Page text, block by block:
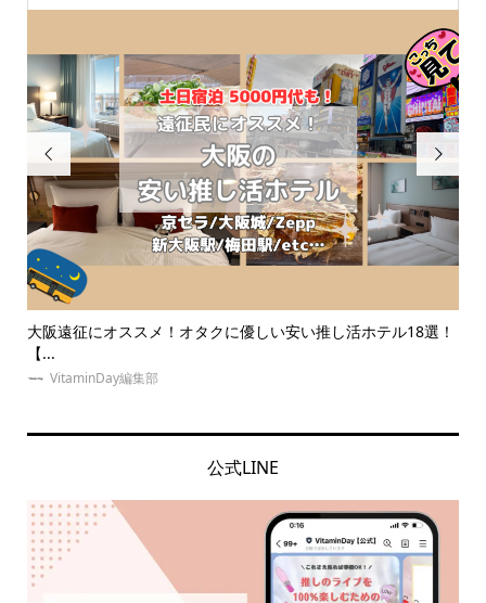

安い推し活ホテル18選！ 同担拒否とはどんな心理？オタクたちの実

公式LINE